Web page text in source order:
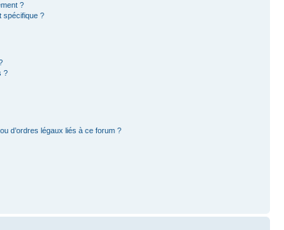
?
spécifique ?
?
d’ordres légaux liés à ce forum ?